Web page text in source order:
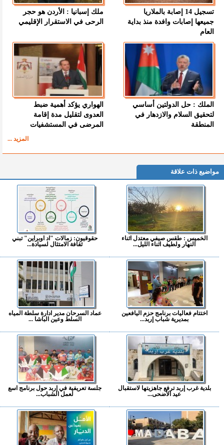
تسجيل 14 إصابة بالملاريا
جميعها إصابات وافدة منذ بداية
العام
ملك إسبانيا : الأردن هو حجر
الرحى في الاستقرار الإقليمي
الملك : حل الدولتين أساسي
لتحقيق السلام والازدهار في
المنطقة
الهواري يؤكد أهمية ضبط
العدوى لتقليل مدة إقامة
المرضى في المستشفيات
المزيد ...
مواضيع ذات علاقة
الخميس : طقس صيفي معتدل اثناء
النهار ولطيف اثناء الليل...
حقوقيون: زمالات "اد اوبراين" تبني
ثقافة الامتثال لسيادة...
اختتام فعاليات برنامج حزم اليافعين
بمديرية شباب إربد...
عماد السرحان مدير ادارة سلطة المياه
السلط وعين الباشا ...
بلدية غرب إربد ترفع جاهزيتها لاستقبال
عيد الأضحى...
جلسة تعريفية في إربد حول برنامج اسع
لعمل الشباب...